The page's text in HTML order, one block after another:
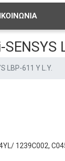
LBP-611 Υ L.Y.
1239C002,